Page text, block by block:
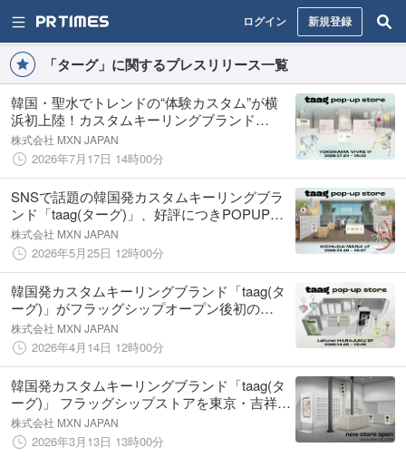
ログイン 新規登録
「ターグ」に関するプレスリリース一覧
韓国・聖水でトレンドの“体験カスタム”が横
浜初上陸！カスタムキーリングブランド
「taag（ターグ）」が横浜ビブレで夏を彩る
POPUPを開催
株式会社 MXN JAPAN
2026年7月17日 14時00分
SNSで話題の韓国発カスタムキーリングブラ
ンド「taag(ターグ)」、好評につきPOPUP第2
弾を吉祥寺マルイで開催！
株式会社 MXN JAPAN
2026年5月25日 12時00分
韓国発カスタムキーリングブランド「taag(タ
ーグ)」がフラッグシップオープン後初の
POPUPを開催 ＠ラフォーレ原宿
株式会社 MXN JAPAN
2026年4月14日 12時00分
韓国発カスタムキーリングブランド「taag(タ
ーグ)」 フラッグシップストアを東京・吉祥寺
にオープン
株式会社 MXN JAPAN
2026年3月13日 13時00分